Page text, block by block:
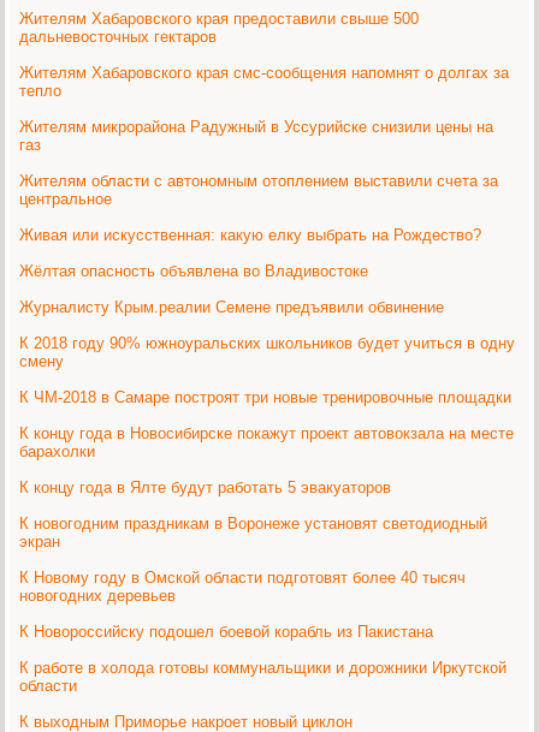
Жителям Хабаровского края предоставили свыше 500
дальневосточных гектаров
Жителям Хабаровского края смс-сообщения напомнят о долгах за
тепло
Жителям микрорайона Радужный в Уссурийске снизили цены на
газ
Жителям области с автономным отоплением выставили счета за
центральное
Живая или искусственная: какую елку выбрать на Рождество?
Жёлтая опасность объявлена во Владивостоке
Журналисту Крым.реалии Семене предъявили обвинение
К 2018 году 90% южноуральских школьников будет учиться в одну
смену
К ЧМ-2018 в Самаре построят три новые тренировочные площадки
К концу года в Новосибирске покажут проект автовокзала на месте
барахолки
К концу года в Ялте будут работать 5 эвакуаторов
К новогодним праздникам в Воронеже установят светодиодный
экран
К Новому году в Омской области подготовят более 40 тысяч
новогодних деревьев
К Новороссийску подошел боевой корабль из Пакистана
К работе в холода готовы коммунальщики и дорожники Иркутской
области
К выходным Приморье накроет новый циклон